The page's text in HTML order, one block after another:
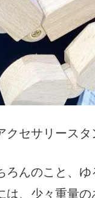
クセサリース
ろんのこと、
は、少々重量